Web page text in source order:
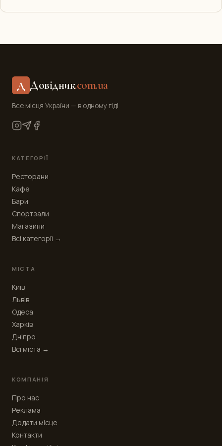
Д Довідник.com.ua
Все місця України — в одному гіді
КАТЕГОРІЇ
Ресторани
Кафе
Бари
Спортзали
Магазини
Всі категорії →
МІСТА
Київ
Львів
Одеса
Харків
Дніпро
Всі міста →
КОМПАНІЯ
Про нас
Реклама
Додати місце
Контакти